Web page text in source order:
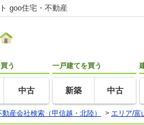
goo住宅・不動産
う
中古
一戸建てを買う
新築 中古
動産会社検索（甲信越・北陸） > エリア/富